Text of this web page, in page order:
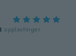
opplastinger